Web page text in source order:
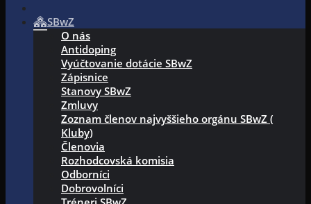
SBwZ
O nás
Antidoping
Vyúčtovanie dotácie SBwZ
Zápisnice
Stanovy SBwZ
Zmluvy
Zoznam členov najvyššieho orgánu SBwZ (
Kluby)
Členovia
Rozhodcovská komisia
Odborníci
Dobrovolníci